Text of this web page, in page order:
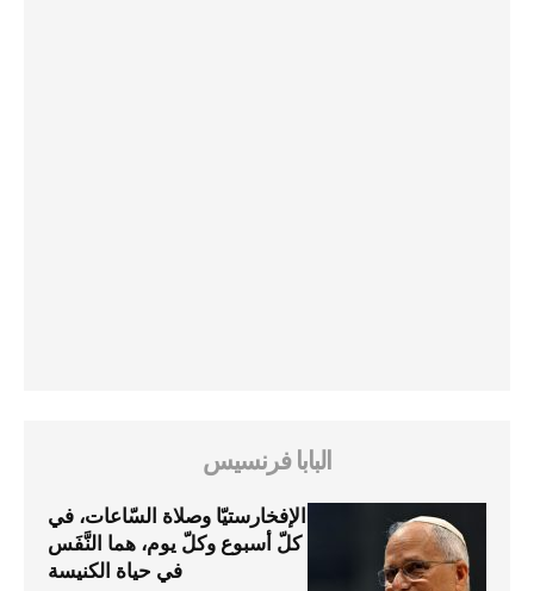
البابا فرنسيس
الإفخارستيّا وصلاة السّاعات، في
كلّ أسبوع وكلّ يوم، هما النَّفَس
في حياة الكنيسة